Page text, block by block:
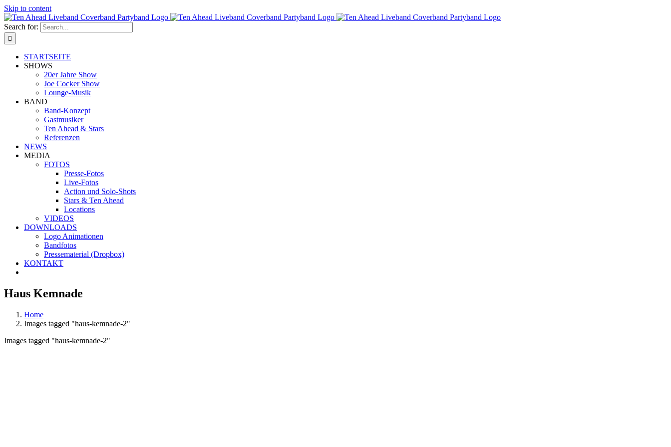
Skip to content
Search for:
STARTSEITE
SHOWS
20er Jahre Show
Joe Cocker Show
Lounge-Musik
BAND
Band-Konzept
Gastmusiker
Ten Ahead & Stars
Referenzen
NEWS
MEDIA
FOTOS
Presse-Fotos
Live-Fotos
Action und Solo-Shots
Stars & Ten Ahead
Locations
VIDEOS
DOWNLOADS
Logo Animationen
Bandfotos
Pressematerial (Dropbox)
KONTAKT
Haus Kemnade
Home
Images tagged "haus-kemnade-2"
Images tagged "haus-kemnade-2"